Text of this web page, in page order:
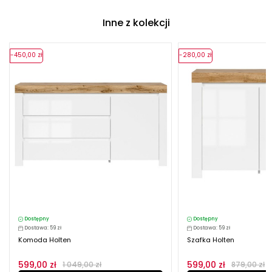
Inne z kolekcji
Dostępny
Dostawa: 59 zł
Komoda Holten
599,00 zł 1 049,00 zł
-450,00 zł
Dostępny
Dostawa: 59 zł
Szafka Holten
599,00 zł 879,00 zł
-280,00 zł